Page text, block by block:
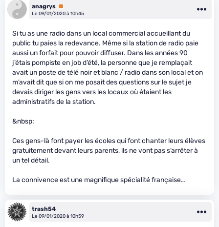
anagrys Premium
Le 09/01/2020 à 10h45
Si tu as une radio dans un local commercial accueillant du
public tu paies la redevance. Même si la station de radio paie
aussi un forfait pour pouvoir diffuser. Dans les années 90
j’étais pompiste en job d’été, la personne que je remplaçait
avait un poste de télé noir et blanc / radio dans son local et on
m’avait dit que si on me posait des questions sur le sujet je
devais diriger les gens vers les locaux où étaient les
administratifs de la station.
&nbsp;
Ces gens-là font payer les écoles qui font chanter leurs élèves
gratuitement devant leurs parents, ils ne vont pas s’arrêter à
un tel détail.
La connivence est une magnifique spécialité française…
trash54
Le 09/01/2020 à 10h59